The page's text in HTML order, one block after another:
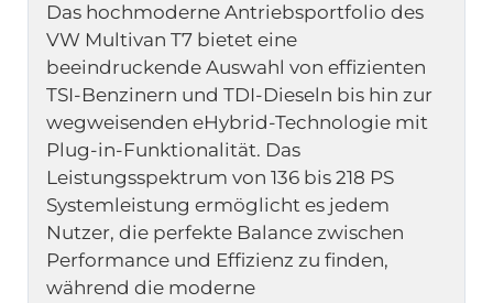
Das hochmoderne Antriebsportfolio des
VW Multivan T7 bietet eine
beeindruckende Auswahl von effizienten
TSI-Benzinern und TDI-Dieseln bis hin zur
wegweisenden eHybrid-Technologie mit
Plug-in-Funktionalität. Das
Leistungsspektrum von 136 bis 218 PS
Systemleistung ermöglicht es jedem
Nutzer, die perfekte Balance zwischen
Performance und Effizienz zu finden,
während die moderne